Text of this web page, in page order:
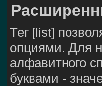
Тег [list]
опциями. Для
алфавитного
буквами -